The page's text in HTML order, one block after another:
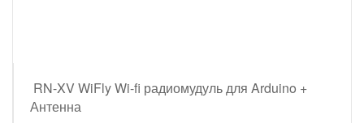
RN-XV WiFly Wi-fi радиомудуль для Arduino +
Антенна